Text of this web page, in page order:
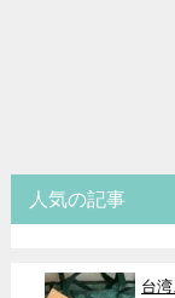
人気の記事
台